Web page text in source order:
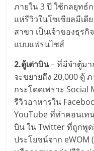
ภายใน 3 ปี ใช้กลยุทธ์
แห่รีวิวในโซเซียลมีเดี
สาขา เป็นเจ้าของธุรกิ
แบบแฟรนไชส์
2.ตู้เต่าบิน– ที่มีจำตู้มา
จะขยายถึง 20,000 ตู้
กระโดดเพราะ Social
รีวิวอาหารใน
YouTube ที่ทำคอนเท
บิน ใน Twitter ที่ถูกพูด
ประโยชน์จาก